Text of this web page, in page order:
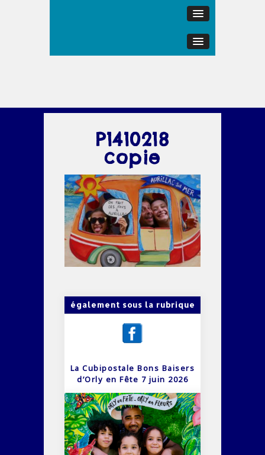
P1410218
copie
également sous la rubrique
La Cubipostale Bons Baisers
d’Orly en Fête 7 juin 2026